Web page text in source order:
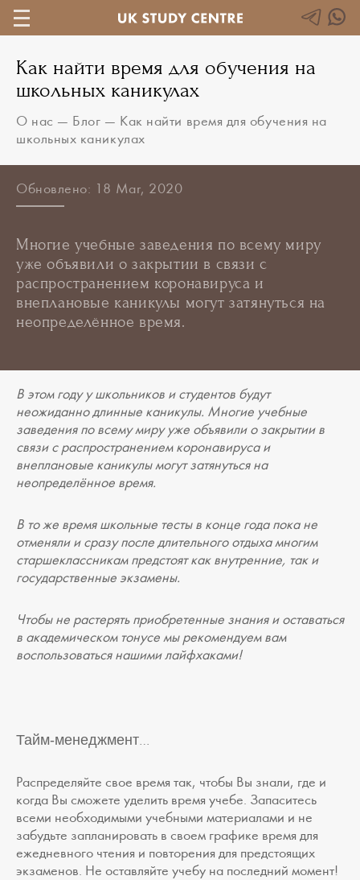
Как найти время для обучения на
школьных каникулах
О нас — Блог — Как найти время для обучения на
школьных каникулах
Обновлено: 18 Mar, 2020
Многие учебные заведения по всему миру
уже объявили о закрытии в связи с
распространением коронавируса и
внеплановые каникулы могут затянуться на
неопределённое время.
В этом году у школьников и студентов будут
неожиданно длинные каникулы. Многие учебные
заведения по всему миру уже объявили о закрытии в
связи с распространением коронавируса и
внеплановые каникулы могут затянуться на
неопределённое время.
В то же время школьные тесты в конце года пока не
отменяли и сразу после длительного отдыха многим
старшеклассникам предстоят как внутренние, так и
государственные экзамены.
Чтобы не растерять приобретенные знания и оставаться
в академическом тонусе мы рекомендуем вам
воспользоваться нашими лайфхаками!
Тайм-менеджмент…
Распределяйте свое время так, чтобы Вы знали, где и
когда Вы сможете уделить время учебе. Запаситесь
всеми необходимыми учебными материалами и не
забудьте запланировать в своем графике время для
ежедневного чтения и повторения для предстоящих
экзаменов. Не оставляйте учебу на последний момент!